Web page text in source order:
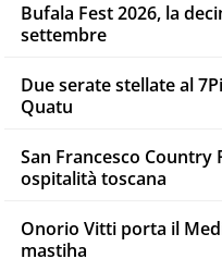
Bufala Fest 2026, la
settembre
Due serate stellate al
Quatu
San Francesco
ospitalità toscana
Onorio Vitti porta il
mastiha